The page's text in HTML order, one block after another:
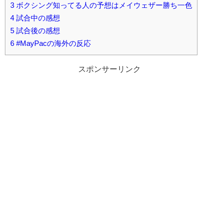
3 ボクシング知ってる人の予想はメイウェザー勝ち一色
4 試合中の感想
5 試合後の感想
6 #MayPacの海外の反応
スポンサーリンク